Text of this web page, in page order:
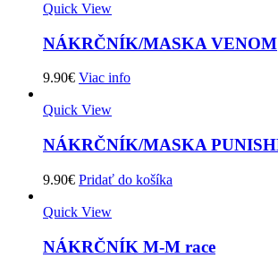
Quick View
NÁKRČNÍK/MASKA VENOM
9.90€ Viac info
Quick View
NÁKRČNÍK/MASKA
9.90€ Pridať do košíka
Quick View
NÁKRČNÍK M-M race